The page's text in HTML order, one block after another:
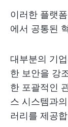
이러한 플랫
에서 공통된
대부분의 기
한 보안을 강
한 포괄적인
스 시스템과
러리를 제공